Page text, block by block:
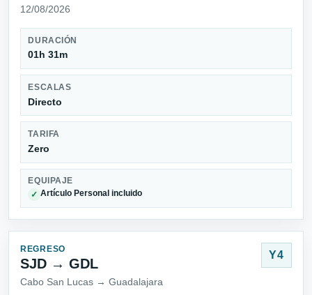
12/08/2026
DURACIÓN
01h 31m
ESCALAS
Directo
TARIFA
Zero
EQUIPAJE
✓ Artículo Personal incluido
REGRESO
SJD → GDL
Cabo San Lucas → Guadalajara
Y4